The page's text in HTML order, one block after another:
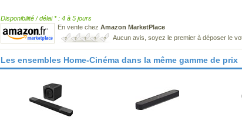
Disponibilité / délai * : 4 à 5 jours
En vente chez Amazon MarketPlace
Aucun avis, soyez le premier à déposer le
Les ensembles Home-Cinéma dans la même gamme de prix